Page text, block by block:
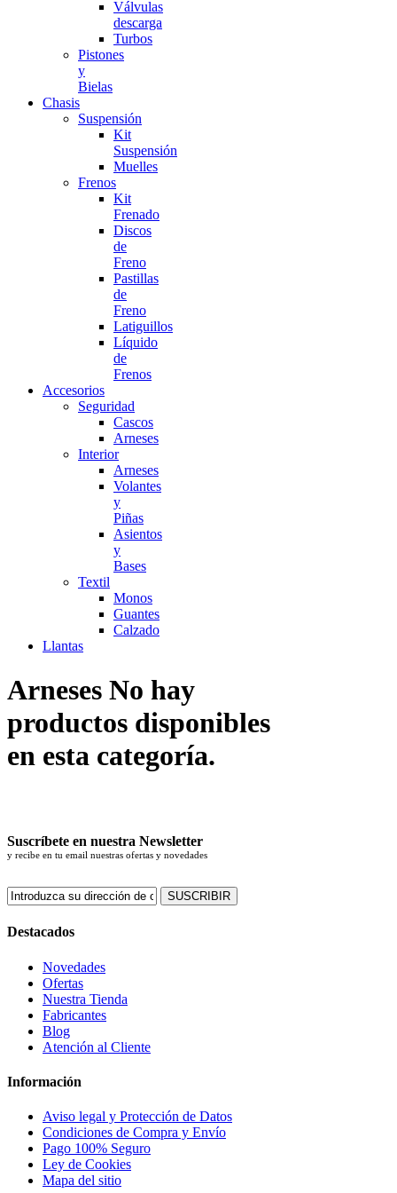
Válvulas
descarga
Turbos
Pistones
y
Bielas
Chasis
Suspensión
Kit
Suspensión
Muelles
Frenos
Kit
Frenado
Discos
de
Freno
Pastillas
de
Freno
Latiguillos
Líquido
de
Frenos
Accesorios
Seguridad
Cascos
Arneses
Interior
Arneses
Volantes
y
Piñas
Asientos
y
Bases
Textil
Monos
Guantes
Calzado
Llantas
Arneses No hay
productos disponibles
en esta categoría.
Suscríbete en nuestra Newsletter
y recibe en tu email nuestras ofertas y novedades
SUSCRIBIR
Destacados
Novedades
Ofertas
Nuestra Tienda
Fabricantes
Blog
Atención al Cliente
Información
Aviso legal y Protección de Datos
Condiciones de Compra y Envío
Pago 100% Seguro
Ley de Cookies
Mapa del sitio